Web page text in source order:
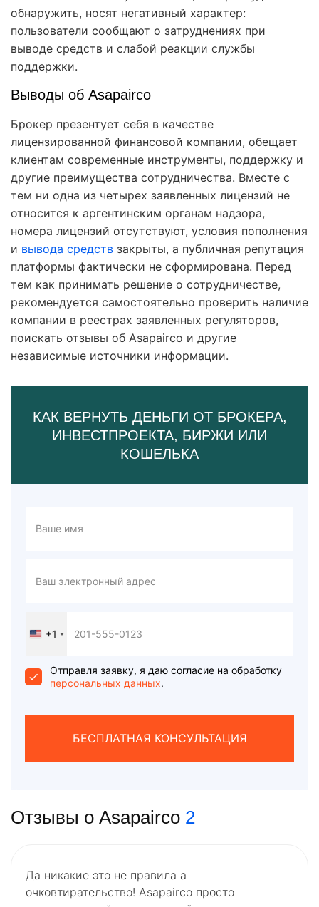
обнаружить, носят негативный характер:
пользователи сообщают о затруднениях при
выводе средств и слабой реакции службы
поддержки.
Выводы об Asapairco
Брокер презентует себя в качестве
лицензированной финансовой компании, обещает
клиентам современные инструменты, поддержку и
другие преимущества сотрудничества. Вместе с
тем ни одна из четырех заявленных лицензий не
относится к аргентинским органам надзора,
номера лицензий отсутствуют, условия пополнения
и вывода средств закрыты, а публичная репутация
платформы фактически не сформирована. Перед
тем как принимать решение о сотрудничестве,
рекомендуется самостоятельно проверить наличие
компании в реестрах заявленных регуляторов,
поискать отзывы об Asapairco и другие
независимые источники информации.
КАК ВЕРНУТЬ ДЕНЬГИ ОТ БРОКЕРА,
ИНВЕСТПРОЕКТА, БИРЖИ ИЛИ
КОШЕЛЬКА
United
+1
+1
Отправля заявку, я даю согласие на обработку
персональных данных.
БЕСПЛАТНАЯ КОНСУЛЬТАЦИЯ
Отзывы о Asapairco 2
Да никакие это не правила а
очковтирательство! Asapairco просто